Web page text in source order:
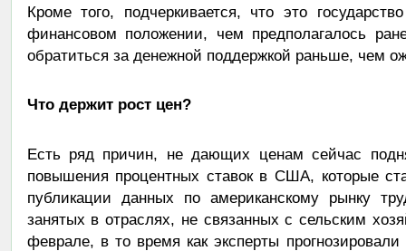
Кроме того, подчеркивается, что это
финансовом положении, чем предполагалось
обратиться за денежной поддержкой раньше, чем
Что держит рост цен?
Есть ряд причин, не дающих ценам сейчас
повышения процентных ставок в США, которые
публикации данных по американскому рынку
занятых в отраслях, не связанных с сельским
феврале, в то время как эксперты